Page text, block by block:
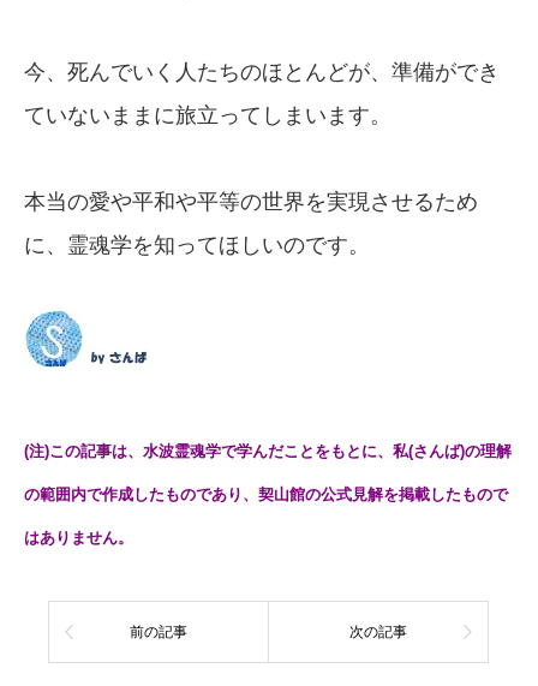
今、死んでいく人たちのほとんどが、準備ができ
ていないままに旅立ってしまいます。
本当の愛や平和や平等の世界を実現させるため
に、霊魂学を知ってほしいのです。
(注)この記事は、水波霊魂学で学んだことをもとに、私(さんば)の理解
の範囲内で作成したものであり、契山館の公式見解を掲載したもので
はありません。
前の記事 次の記事